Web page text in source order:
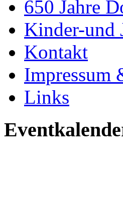
650 Jahre
Kinder-und
Kontakt
Impressum
Links